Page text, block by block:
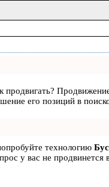
продвигать?
его позиций в
технологию
у вас не продвинется